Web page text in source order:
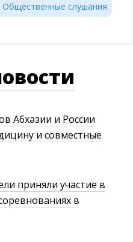
Общественные слушания
Абхазии и России
и совместные
приняли участие в
в